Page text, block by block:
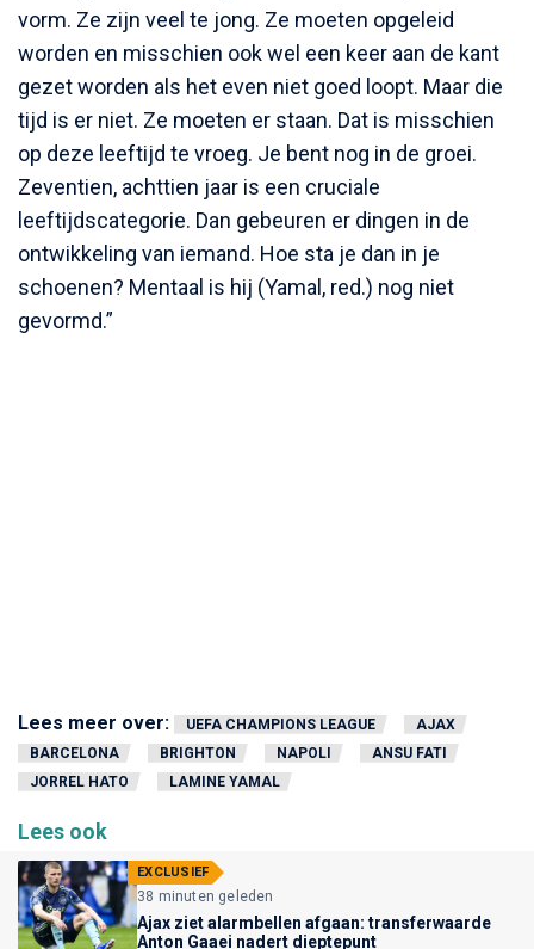
vorm. Ze zijn veel te jong. Ze moeten opgeleid
worden en misschien ook wel een keer aan de kant
gezet worden als het even niet goed loopt. Maar die
tijd is er niet. Ze moeten er staan. Dat is misschien
op deze leeftijd te vroeg. Je bent nog in de groei.
Zeventien, achttien jaar is een cruciale
leeftijdscategorie. Dan gebeuren er dingen in de
ontwikkeling van iemand. Hoe sta je dan in je
schoenen? Mentaal is hij (Yamal, red.) nog niet
gevormd.”
Lees meer over: UEFA CHAMPIONS LEAGUE
AJAX
BARCELONA
BRIGHTON NAPOLI
ANSU FATI
JORREL HATO
LAMINE YAMAL
Lees ook
EXCLUSIEF
38 minuten geleden
Ajax ziet alarmbellen afgaan: transferwaarde
Anton Gaaei nadert dieptepunt